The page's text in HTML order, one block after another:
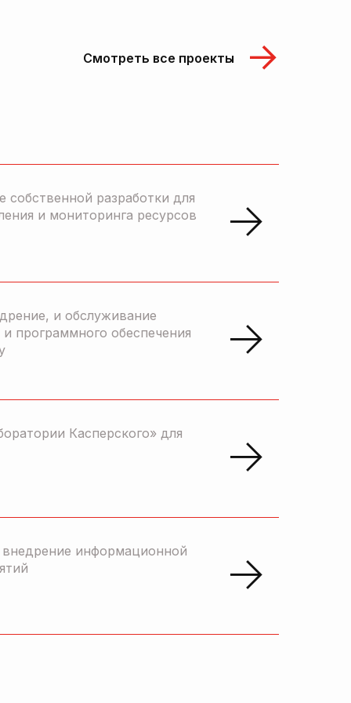
Смотреть все проекты
разработки для
и мониторинга ресурсов
и обслуживание
программного обеспечения
Касперского» для
информационной